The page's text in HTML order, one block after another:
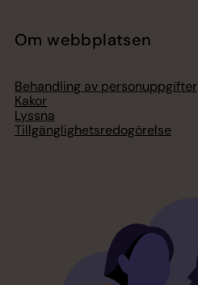
Om webbplatsen
Behandling av personuppgifter
Kakor
Lyssna
Tillgänglighetsredogörelse